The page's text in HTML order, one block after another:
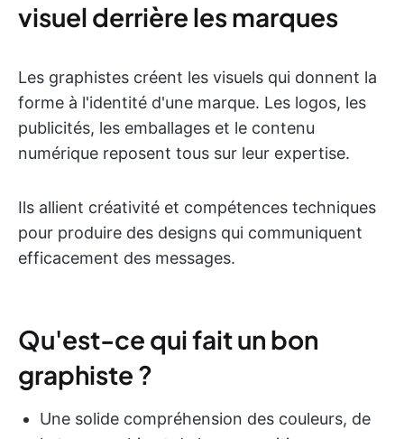
visuel derrière les marques
Les graphistes créent les visuels qui donnent la
forme à l'identité d'une marque. Les logos, les
publicités, les emballages et le contenu
numérique reposent tous sur leur expertise.
Ils allient créativité et compétences techniques
pour produire des designs qui communiquent
efficacement des messages.
Qu'est-ce qui fait un bon
graphiste ?
Une solide compréhension des couleurs, de